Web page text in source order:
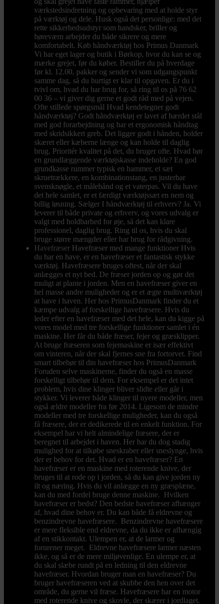
værkstedsindretning og opbevaring med at holde styr
på værktøj og dele. Husk også det personlige: med det
rette sikkerhedsudstyr som handsker, briller og
høreværn arbejder du både sikrere og mere
komfortabelt. Køb håndværktøj hos Primus Danmark
Vi har eget lager og butik i Børkop, hvor du kan se og
mærke grejet, før du køber. Bestiller du på hverdage
før kl. 12.00, pakker og sender vi som udgangspunkt
samme dag, så du hurtigt er klar til opgaven. Er du i
tvivl om, hvad du har brug for, så ring til os på 76 62
00 36 – vi giver dig gerne et godt råd med på vejen.
Ofte stillede spørgsmål Hvad kendetegner godt
håndværktøj? Godt håndværktøj er lavet af hærdet stål
med god forarbejdning og har et ergonomisk håndtag
med skridsikkert greb. Det ligger godt i hånden, holder
skæret eller kæberne længe og kan holde til daglig
brug. Prioritér kvalitet på det, du bruger ofte. Hvad bør
en grundlæggende værktøjskasse indeholde? En god
grundkasse rummer typisk en hammer, et sæt
skruetrækkere, en kombinationstang, en justerbar
svensknøgle, et målebånd og et vaterpas. Vil du have
det hele samlet, er et færdigt værktøjssæt en nem og
billig løsning. Sælger I håndværktøj til erhverv? Ja. Vi
leverer til både private og erhverv, og vores udvalg er
valgt med holdbarhed for øje, så det kan klare
professionel, daglig brug. Ring til os, hvis du skal
bruge større mængder eller har brug for rådgivning.
Havefræser Havefræser med mange funktioner Hvis
du har en have, er en havefræser et fantastisk stykke
værktøj. Havefræsere bruges oftest, når der skal
anlægges et nyt bed. De fræser jorden op og gør det
muligt at plante i jorden. Men en havefræser giver en
hel masse andre muligheder og er et ægte multiværktøj
at have i haven. Her hos PrimusDanmark finder du et
kæmpe udvalg af forskellige havefræsere. Hvis du
leder efter en havefræser med det hele, kan du kigge på
vores model med tre forskellige funktioner samlet i én
maskine. Her får du både fræser, fejer og græsklipper.
At bruge fræseren som fejemaskine er især effektivt
om vinteren, når der skal fjernes sne fra fortorvet. Find
smart tilbehør til din havefræser hos PrimusDanmark
Foruden selve maskinerne, finder du også en masse
forskelligt tilbehør til dem. For eksempel er det intet
problem, hvis dine klinger bliver slidte eller går i
stykker. Vi leverer både klinger til nyere modeller, men
også ældre modeller fra før 2014. Ligesom de mindre
modeller med tre forskellige muligheder, kan du også
få fræsere, der er dedikerede til en enkelt funktion. For
eksempel har vi helt almindelige fræsere, der er
beregnet til arbejdet i haven. Her har du dog stadig
mulighed for at tilkøbe sneskraber eller sneslynge, hvis
der er behov for det. Hvad er en havefræser? En
havefræser er en maskine med roterende knive, der
bruges til at rode op i jorden, så du kan give jorden ny
ilt og næring. Hvis du vil anlægge en ny græsplæne,
kan du med fordel bruge denne maskine. Hvilken
havefræser er bedst? Den bedste havefræser afhænger
af, hvad dine behov er. Du kan både få eldrevne og
benzindrevne havefræsere. Benzindrevne havefræsere
er mere fleksible end eldrevne, da du ikke er afhængig
af en stikkontakt. Ulempen er, at de larmer og
forurener meget. Eldrevne havefræsere larmer næsten
ikke, og så er de mere miljøvenlige. En ulempe er, at
du skal slæbe rundt på en ledning til den eldrevne
havefræser. Hvordan bruger man en havefræser? Du
bruger havefræseren ved at skubbe den hen over det
område, du gerne vil fræse. Havefræsere har en motor
med roterende knive og skovle, der skærer i jordlaget.